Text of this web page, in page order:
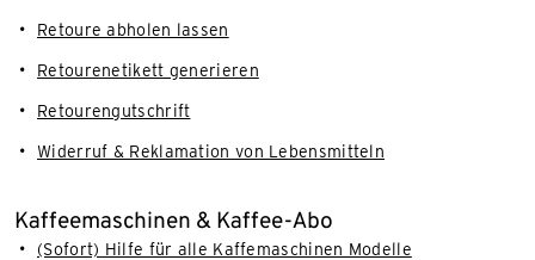
Retoure abholen lassen
Retourenetikett generieren
Retourengutschrift
Widerruf & Reklamation von Lebensmitteln
Kaffeemaschinen & Kaffee-Abo
(Sofort) Hilfe für alle Kaffemaschinen Modelle